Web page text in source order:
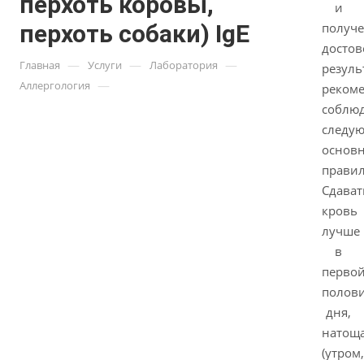
и
кровь
лучше
в
дня,
(утром,
перхоть собаки) IgE
Главная — Услуги — Лаборатория —
Аллергология —